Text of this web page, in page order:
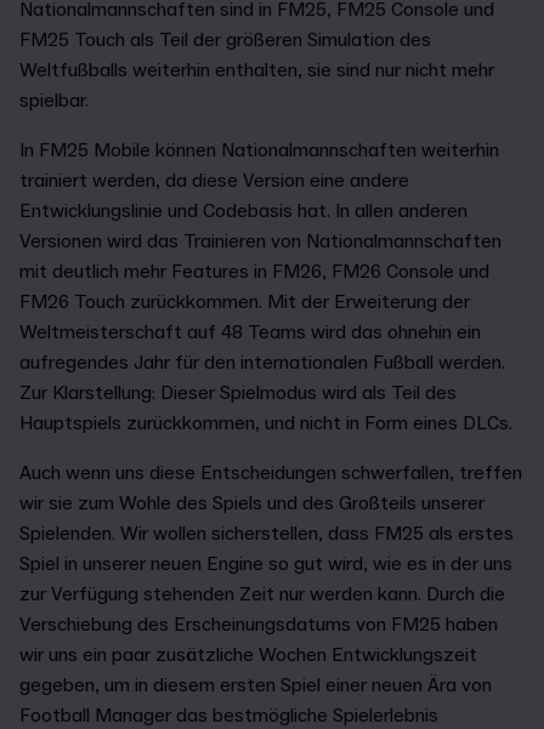
Nationalmannschaften sind in FM25, FM25 Console und
FM25 Touch als Teil der größeren Simulation des
Weltfußballs weiterhin enthalten, sie sind nur nicht mehr
spielbar.
In FM25 Mobile können Nationalmannschaften weiterhin
trainiert werden, da diese Version eine andere
Entwicklungslinie und Codebasis hat. In allen anderen
Versionen wird das Trainieren von Nationalmannschaften
mit deutlich mehr Features in FM26, FM26 Console und
FM26 Touch zurückkommen. Mit der Erweiterung der
Weltmeisterschaft auf 48 Teams wird das ohnehin ein
aufregendes Jahr für den internationalen Fußball werden.
Zur Klarstellung: Dieser Spielmodus wird als Teil des
Hauptspiels zurückkommen, und nicht in Form eines DLCs.
Auch wenn uns diese Entscheidungen schwerfallen, treffen
wir sie zum Wohle des Spiels und des Großteils unserer
Spielenden. Wir wollen sicherstellen, dass FM25 als erstes
Spiel in unserer neuen Engine so gut wird, wie es in der uns
zur Verfügung stehenden Zeit nur werden kann. Durch die
Verschiebung des Erscheinungsdatums von FM25 haben
wir uns ein paar zusätzliche Wochen Entwicklungszeit
gegeben, um in diesem ersten Spiel einer neuen Ära von
Football Manager das bestmögliche Spielerlebnis